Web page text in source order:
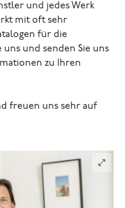
und jedes Werk
mit oft sehr
für die
und senden Sie uns
zu Ihren
freuen uns sehr auf